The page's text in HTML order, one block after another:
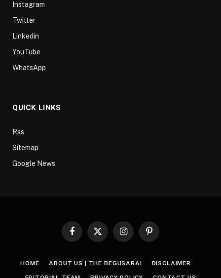
Instagram
Twitter
Linkedin
YouTube
WhatsApp
QUICK LINKS
Rss
Sitemap
Google News
Facebook
X
InstagramPinterest
HOME ABOUT US | THE BEGUSARAI DISCLAIMER